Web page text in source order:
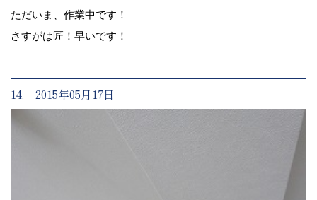
ただいま、作業中です！
さすがは匠！早いです！
14. 2015年05月17日